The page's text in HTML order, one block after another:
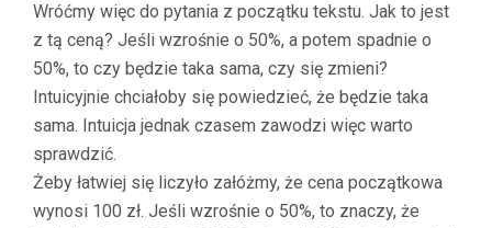
Wróćmy więc do pytania z początku tekstu. Jak to jest
z tą ceną? Jeśli wzrośnie o 50%, a potem spadnie o
50%, to czy będzie taka sama, czy się zmieni?
Intuicyjnie chciałoby się powiedzieć, że będzie taka
sama. Intuicja jednak czasem zawodzi więc warto
sprawdzić.
Żeby łatwiej się liczyło załóżmy, że cena początkowa
wynosi 100 zł. Jeśli wzrośnie o 50%, to znaczy, że